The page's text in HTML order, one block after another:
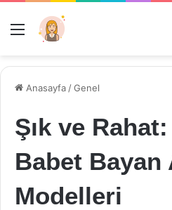
Menü
Anasayfa /Genel
Şık ve
Babet Bayan
Modelleri